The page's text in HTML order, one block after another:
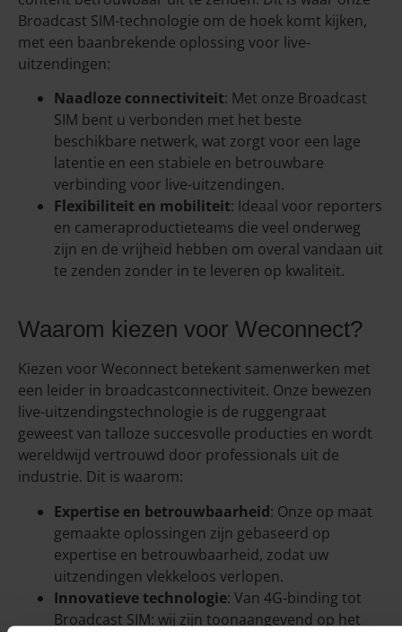
Broadcast SIM-technologie om de hoek komt kijken,
met een baanbrekende oplossing voor live-
uitzendingen:
Naadloze connectiviteit: Met onze Broadcast
SIM bent u verbonden met het beste
beschikbare netwerk, wat zorgt voor een lage
latentie en een stabiele en betrouwbare
verbinding voor live-uitzendingen.
Flexibiliteit en mobiliteit: Ideaal voor reporters
en cameraproductieteams die veel onderweg
zijn en de vrijheid hebben om overal vandaan uit
te zenden zonder in te leveren op kwaliteit.
Waarom kiezen voor Weconnect?
Kiezen voor Weconnect betekent samenwerken met
een leider in broadcastconnectiviteit. Onze bewezen
live-uitzendingstechnologie is de ruggengraat
geweest van talloze succesvolle producties en wordt
wereldwijd vertrouwd door professionals uit de
industrie. Dit is waarom:
Expertise en betrouwbaarheid: Onze op maat
gemaakte oplossingen zijn gebaseerd op
expertise en betrouwbaarheid, zodat uw
uitzendingen vlekkeloos verlopen.
Innovatieve technologie: Van 4G-binding tot
Broadcast SIM: wij zijn toonaangevend op het